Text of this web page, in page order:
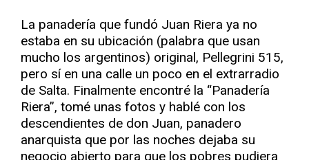
La panadería que fundó Juan Riera ya no
estaba en su ubicación (palabra que usan
mucho los argentinos) original, Pellegrini 515,
pero sí en una calle un poco en el extrarradio
de Salta. Finalmente encontré la “Panadería
Riera”, tomé unas fotos y hablé con los
descendientes de don Juan, panadero
anarquista que por las noches dejaba su
negocio abierto para que los pobres pudiera